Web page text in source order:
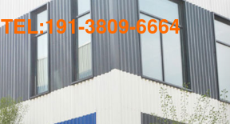
TEL:191-3809-6664